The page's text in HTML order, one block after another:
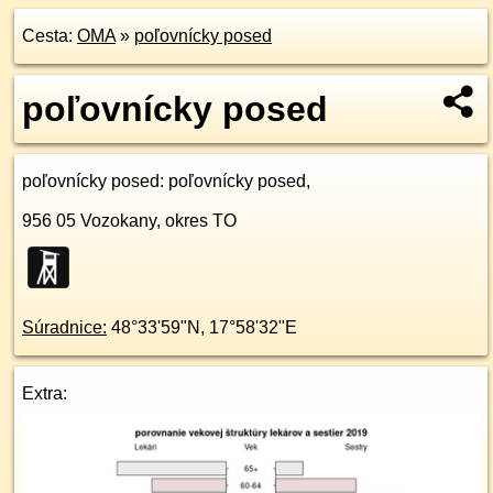
Cesta: OMA» poľovnícky posed
poľovnícky posed
poľovnícky posed: poľovnícky posed,
956 05 Vozokany, okres TO
Súradnice: 48°33'59"N , 17°58'32"E
Extra: